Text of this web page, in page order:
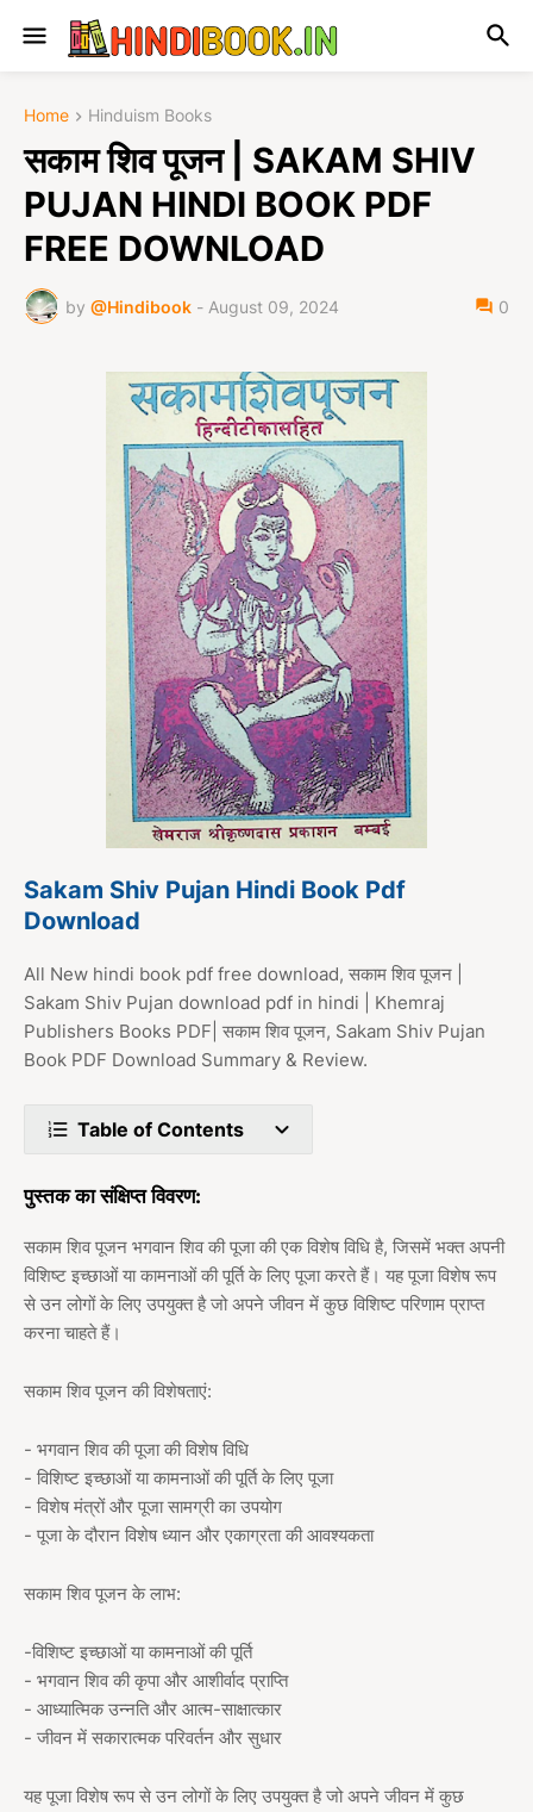
Home Hinduism Books
सकाम शिव पूजन | SAKAM SHIV
PUJAN HINDI BOOK PDF
FREE DOWNLOAD
by @Hindibook - August 09, 2024 0
Sakam Shiv Pujan Hindi Book Pdf
Download
All New hindi book pdf free download, सकाम शिव पूजन |
Sakam Shiv Pujan download pdf in hindi | Khemraj
Publishers Books PDF| सकाम शिव पूजन, Sakam Shiv Pujan
Book PDF Download Summary & Review.
Table of Contents
पुस्तक का संक्षिप्त विवरण:
सकाम शिव पूजन भगवान शिव की पूजा की एक विशेष विधि है, जिसमें भक्त अपनी
विशिष्ट इच्छाओं या कामनाओं की पूर्ति के लिए पूजा करते हैं। यह पूजा विशेष रूप
से उन लोगों के लिए उपयुक्त है जो अपने जीवन में कुछ विशिष्ट परिणाम प्राप्त
करना चाहते हैं।
सकाम शिव पूजन की विशेषताएं:
- भगवान शिव की पूजा की विशेष विधि
- विशिष्ट इच्छाओं या कामनाओं की पूर्ति के लिए पूजा
- विशेष मंत्रों और पूजा सामग्री का उपयोग
- पूजा के दौरान विशेष ध्यान और एकाग्रता की आवश्यकता
सकाम शिव पूजन के लाभ:
-विशिष्ट इच्छाओं या कामनाओं की पूर्ति
- भगवान शिव की कृपा और आशीर्वाद प्राप्ति
- आध्यात्मिक उन्नति और आत्म-साक्षात्कार
- जीवन में सकारात्मक परिवर्तन और सुधार
यह पूजा विशेष रूप से उन लोगों के लिए उपयुक्त है जो अपने जीवन में कुछ